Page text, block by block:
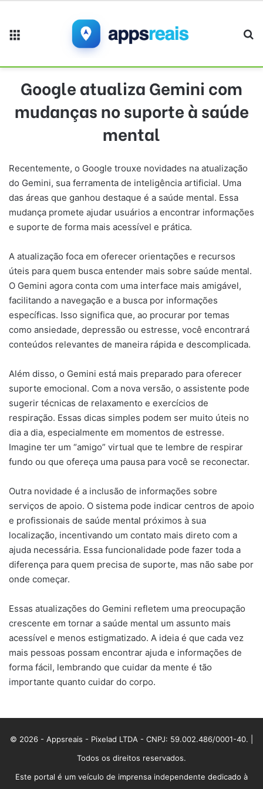
Google atualiza Gemini com
mudanças no suporte à saúde
mental
Recentemente, o Google trouxe novidades na atualização
do Gemini, sua ferramenta de inteligência artificial. Uma
das áreas que ganhou destaque é a saúde mental. Essa
mudança promete ajudar usuários a encontrar informações
e suporte de forma mais acessível e prática.
A atualização foca em oferecer orientações e recursos
úteis para quem busca entender mais sobre saúde mental.
O Gemini agora conta com uma interface mais amigável,
facilitando a navegação e a busca por informações
específicas. Isso significa que, ao procurar por temas
como ansiedade, depressão ou estresse, você encontrará
conteúdos relevantes de maneira rápida e descomplicada.
Além disso, o Gemini está mais preparado para oferecer
suporte emocional. Com a nova versão, o assistente pode
sugerir técnicas de relaxamento e exercícios de
respiração. Essas dicas simples podem ser muito úteis no
dia a dia, especialmente em momentos de estresse.
Imagine ter um “amigo” virtual que te lembre de respirar
fundo ou que ofereça uma pausa para você se reconectar.
Outra novidade é a inclusão de informações sobre
serviços de apoio. O sistema pode indicar centros de apoio
e profissionais de saúde mental próximos à sua
localização, incentivando um contato mais direto com a
ajuda necessária. Essa funcionalidade pode fazer toda a
diferença para quem precisa de suporte, mas não sabe por
onde começar.
Essas atualizações do Gemini refletem uma preocupação
crescente em tornar a saúde mental um assunto mais
acessível e menos estigmatizado. A ideia é que cada vez
mais pessoas possam encontrar ajuda e informações de
forma fácil, lembrando que cuidar da mente é tão
importante quanto cuidar do corpo.
© 2026 - Appsreais - Pixelad LTDA - CNPJ: 59.002.486/0001-40. |
Todos os direitos reservados.
Este portal é um veículo de imprensa independente dedicado à